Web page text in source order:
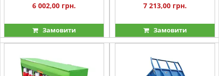
6 002,00 грн.
Замовити
7 213,00 грн.
Замовити